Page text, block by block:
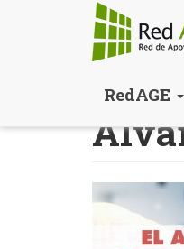
contenido
RedAGE